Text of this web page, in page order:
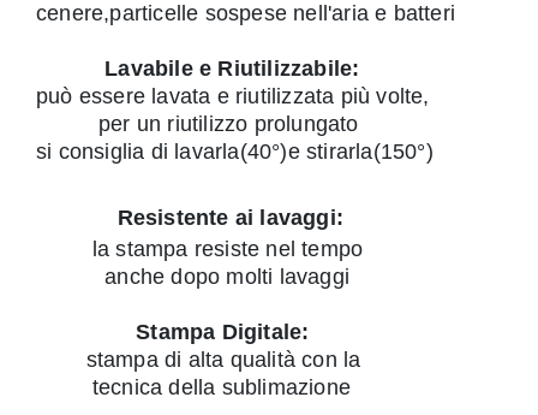
cenere,particelle sospese nell'aria e batteri
Lavabile e Riutilizzabile:
può essere lavata e riutilizzata più volte,
per un riutilizzo prolungato
si consiglia di lavarla(40°)e stirarla(150°)
Resistente ai lavaggi:
la stampa resiste nel tempo
anche dopo molti lavaggi
Stampa Digitale:
stampa di alta qualità con la
tecnica della sublimazione